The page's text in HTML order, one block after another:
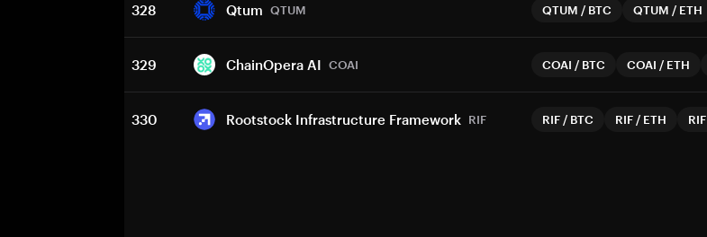
328 Qtum QTUM QTUM / BTC QTUM / ETH
329 ChainOpera AI COAI COAI / BTC COAI / ETH
330 Rootstock Infrastructure Framework RIF RIF / BTC RIF / ETH RIF